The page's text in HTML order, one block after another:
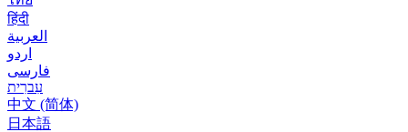
हिंदी
العربية
اردو
فارسی
עִברִית
中文 (简体)
日本語